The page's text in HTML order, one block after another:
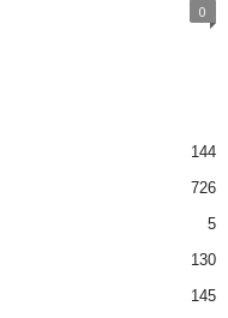
0
144
726
5
130
145